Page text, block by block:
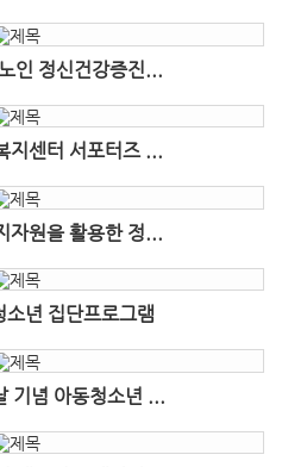
인 정신건강증진...
지센터 서포터즈 ...
자원을 활용한 정...
년 집단프로그램
기념 아동청소년 ...